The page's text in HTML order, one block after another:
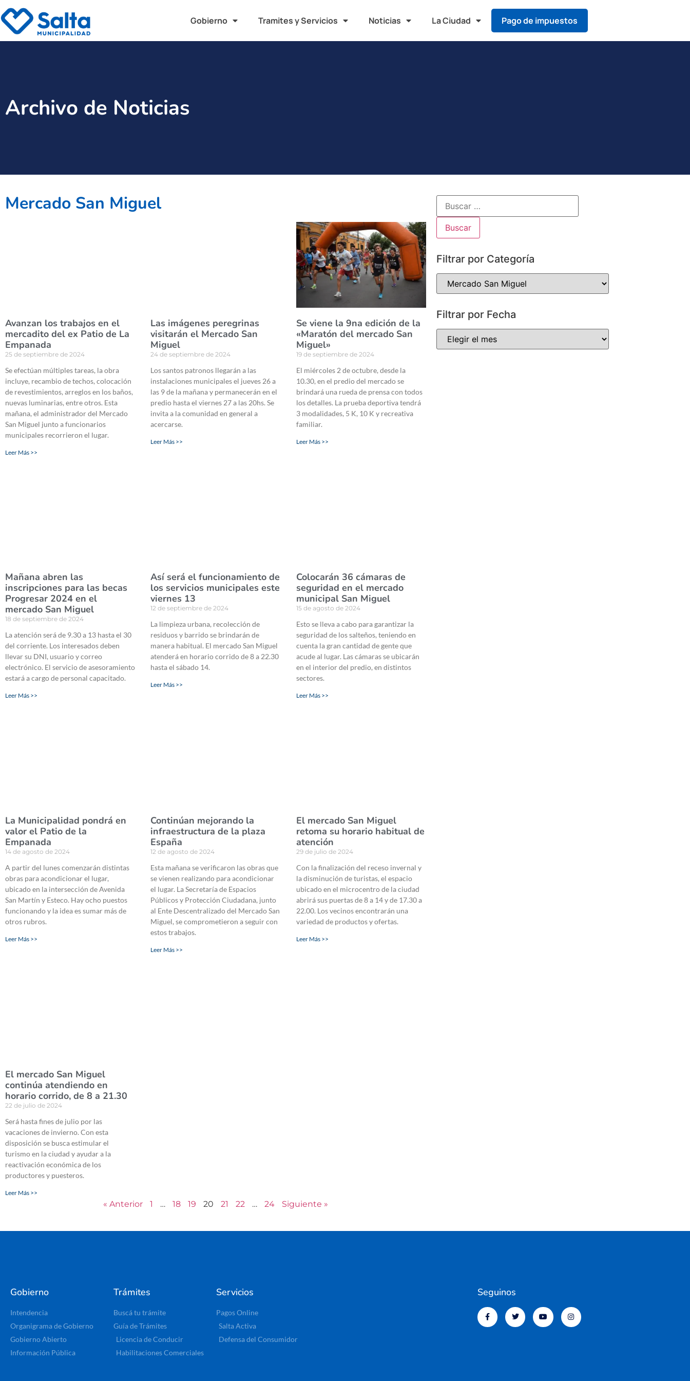
Gobierno Tramites y Servicios Noticias La Ciudad Pago de impuestos
Archivo de Noticias
Mercado San Miguel
Avanzan los trabajos en el
mercadito del ex Patio de La
Empanada
25 de septiembre de 2024
Se efectúan múltiples tareas, la obra
incluye, recambio de techos, colocación
de revestimientos, arreglos en los baños,
nuevas luminarias, entre otros. Esta
mañana, el administrador del Mercado
San Miguel junto a funcionarios
municipales recorrieron el lugar.
Leer Más >>
Las imágenes peregrinas
visitarán el Mercado San
Miguel
24 de septiembre de 2024
Los santos patronos llegarán a las
instalaciones municipales el jueves 26 a
las 9 de la mañana y permanecerán en el
predio hasta el viernes 27 a las 20hs. Se
invita a la comunidad en general a
acercarse.
Leer Más >>
Se viene la 9na edición de la
«Maratón del mercado San
Miguel»
19 de septiembre de 2024
El miércoles 2 de octubre, desde la
10.30, en el predio del mercado se
brindará una rueda de prensa con todos
los detalles. La prueba deportiva tendrá
3 modalidades, 5 K, 10 K y recreativa
familiar.
Leer Más >>
Mañana abren las
inscripciones para las becas
Progresar 2024 en el
mercado San Miguel
18 de septiembre de 2024
La atención será de 9.30 a 13 hasta el 30
del corriente. Los interesados deben
llevar su DNI, usuario y correo
electrónico. El servicio de asesoramiento
estará a cargo de personal capacitado.
Leer Más >>
Así será el funcionamiento de
los servicios municipales este
viernes 13
12 de septiembre de 2024
La limpieza urbana, recolección de
residuos y barrido se brindarán de
manera habitual. El mercado San Miguel
atenderá en horario corrido de 8 a 22.30
hasta el sábado 14.
Leer Más >>
Colocarán 36 cámaras de
seguridad en el mercado
municipal San Miguel
15 de agosto de 2024
Esto se lleva a cabo para garantizar la
seguridad de los salteños, teniendo en
cuenta la gran cantidad de gente que
acude al lugar. Las cámaras se ubicarán
en el interior del predio, en distintos
sectores.
Leer Más >>
La Municipalidad pondrá en
valor el Patio de la
Empanada
14 de agosto de 2024
A partir del lunes comenzarán distintas
obras para acondicionar el lugar,
ubicado en la intersección de Avenida
San Martín y Esteco. Hay ocho puestos
funcionando y la idea es sumar más de
otros rubros.
Leer Más >>
Continúan mejorando la
infraestructura de la plaza
España
12 de agosto de 2024
Esta mañana se verificaron las obras que
se vienen realizando para acondicionar
el lugar. La Secretaría de Espacios
Públicos y Protección Ciudadana, junto
al Ente Descentralizado del Mercado San
Miguel, se comprometieron a seguir con
estos trabajos.
Leer Más >>
El mercado San Miguel
retoma su horario habitual de
atención
29 de julio de 2024
Con la finalización del receso invernal y
la disminución de turistas, el espacio
ubicado en el microcentro de la ciudad
abrirá sus puertas de 8 a 14 y de 17.30 a
22.00. Los vecinos encontrarán una
variedad de productos y ofertas.
Leer Más >>
El mercado San Miguel
continúa atendiendo en
horario corrido, de 8 a 21.30
22 de julio de 2024
Será hasta fines de julio por las
vacaciones de invierno. Con esta
disposición se busca estimular el
turismo en la ciudad y ayudar a la
reactivación económica de los
productores y puesteros.
Leer Más >>
« Anterior 1 … 18 19 20 21 22 … 24 Siguiente »
Filtrar por Categoría
Filtrar por Fecha
Gobierno
Intendencia
Organigrama de Gobierno
Gobierno Abierto
Información Pública
Trámites
Buscá tu trámite
Guía de Trámites
Licencia de Conducir
Habilitaciones Comerciales
Servicios
Pagos Online
Salta Activa
Defensa del Consumidor
Seguinos